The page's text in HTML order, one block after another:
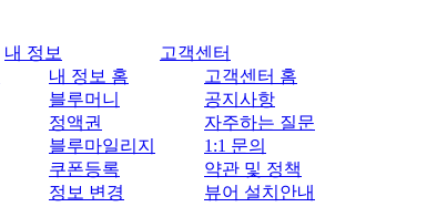
내 정보
내 정보 홈
블루머니
정액권
블루마일리지
쿠폰등록
정보 변경
고객센터
고객센터 홈
공지사항
자주하는 질문
1:1 문의
약관 및 정책
뷰어 설치안내